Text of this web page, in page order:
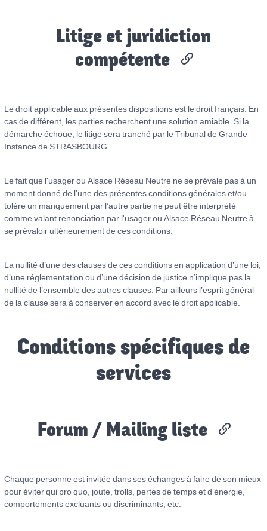
Litige et juridiction
compétente
Le droit applicable aux présentes dispositions est le droit français. En
cas de différent, les parties recherchent une solution amiable. Si la
démarche échoue, le litige sera tranché par le Tribunal de Grande
Instance de STRASBOURG.
Le fait que l'usager ou Alsace Réseau Neutre ne se prévale pas à un
moment donné de l’une des présentes conditions générales et/ou
tolère un manquement par l’autre partie ne peut être interprété
comme valant renonciation par l'usager ou Alsace Réseau Neutre à
se prévaloir ultérieurement de ces conditions.
La nullité d’une des clauses de ces conditions en application d’une loi,
d’une réglementation ou d’une décision de justice n’implique pas la
nullité de l’ensemble des autres clauses. Par ailleurs l’esprit général
de la clause sera à conserver en accord avec le droit applicable.
Conditions spécifiques de
services
Forum / Mailing liste
Chaque personne est invitée dans ses échanges à faire de son mieux
pour éviter qui pro quo, joute, trolls, pertes de temps et d’énergie,
comportements excluants ou discriminants, etc.